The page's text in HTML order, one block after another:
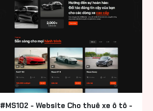
#MS102 - Website Cho thuê xe ô tô -